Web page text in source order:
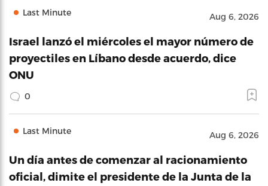
Last Minute Aug 6, 2026
Israel lanzó el miércoles el mayor número de
proyectiles en Líbano desde acuerdo, dice
ONU
0
Last Minute Aug 6, 2026
Un día antes de comenzar al racionamiento
oficial, dimite el presidente de la Junta de la